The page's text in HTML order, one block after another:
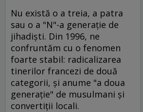
Nu există o a treia, a patra
sau o a "N"-a generaţie de
jihadişti. Din 1996, ne
confruntăm cu o fenomen
foarte stabil: radicalizarea
tinerilor francezi de două
categorii, şi anume "a doua
generaţie" de musulmani şi
convertiţii locali.